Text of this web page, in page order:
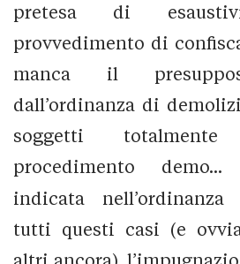
pretesa di
provvedimento di
manca il
dall’ordinanza di
soggetti
procedimento demo...
indicata
tutti questi casi (e
altri ancora),